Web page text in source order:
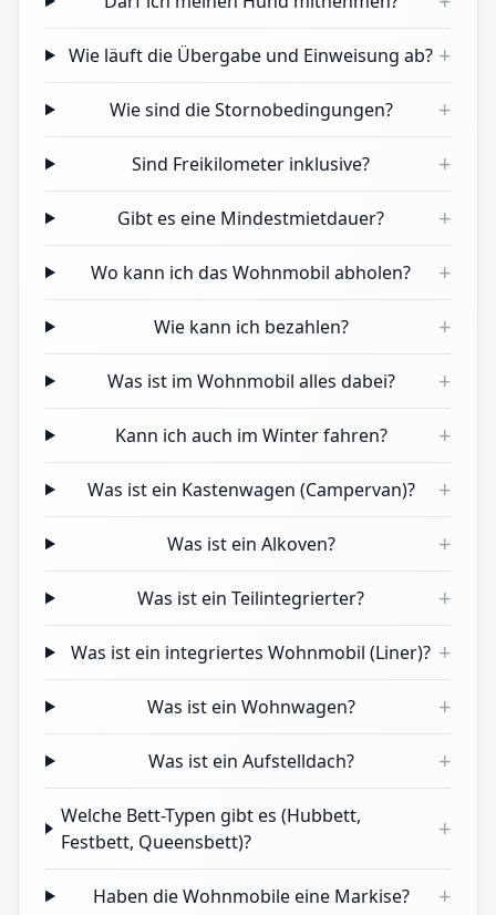
Wie läuft die Übergabe und Einweisung ab? +
Wie sind die Stornobedingungen? +
Sind Freikilometer inklusive? +
Gibt es eine Mindestmietdauer? +
Wo kann ich das Wohnmobil abholen? +
Wie kann ich bezahlen? +
Was ist im Wohnmobil alles dabei? +
Kann ich auch im Winter fahren? +
Was ist ein Kastenwagen (Campervan)? +
Was ist ein Alkoven? +
Was ist ein Teilintegrierter? +
Was ist ein integriertes Wohnmobil (Liner)? +
Was ist ein Wohnwagen? +
Was ist ein Aufstelldach? +
Welche Bett-Typen gibt es (Hubbett,
Festbett, Queensbett)?
+
Haben die Wohnmobile eine Markise? +